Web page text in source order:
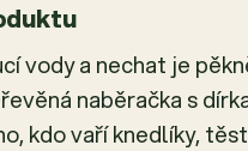
vody a nechat je
naběračka s
kdo vaří knedlíky,